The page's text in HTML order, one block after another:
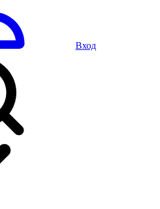
Вход